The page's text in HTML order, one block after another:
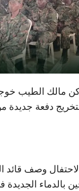
مالك الطيب
بتخريج دفعة
وصف قائد
بالدماء